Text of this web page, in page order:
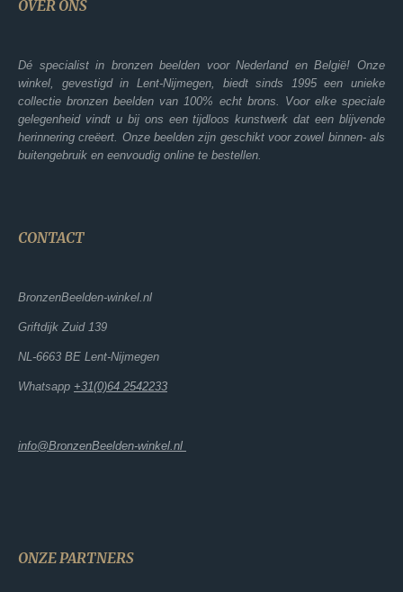
OVER ONS
Dé specialist in bronzen beelden voor Nederland en België! Onze
winkel, gevestigd in Lent-Nijmegen, biedt sinds 1995 een unieke
collectie bronzen beelden van 100% echt brons. Voor elke speciale
gelegenheid vindt u bij ons een tijdloos kunstwerk dat een blijvende
herinnering creëert. Onze beelden zijn geschikt voor zowel binnen- als
buitengebruik en eenvoudig online te bestellen.
CONTACT
BronzenBeelden-winkel.nl
Griftdijk Zuid 139
NL-6663 BE Lent-Nijmegen
Whatsapp +31(0)64 2542233
info@BronzenBeelden-winkel.nl
ONZE PARTNERS